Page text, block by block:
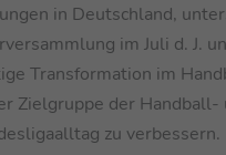
in Deutschland,
im Juli d. J.
Transformation im
Zielgruppe der
zu verbessern.